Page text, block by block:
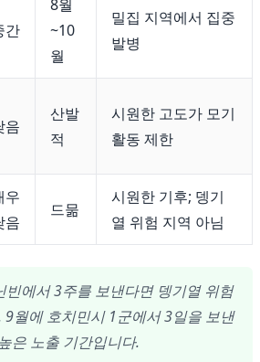
간
8월
~10
월
밀집 지역에서 집중
발병
음
산발
적
시원한 고도가 모기
활동 제한
우
음
드묾
시원한 기후; 뎅기
열 위험 지역 아님
빈에서 3주를 보낸다면 뎅기열 위험
9월에 호치민시 1군에서 3일을 보낸
은 노출 기간입니다.